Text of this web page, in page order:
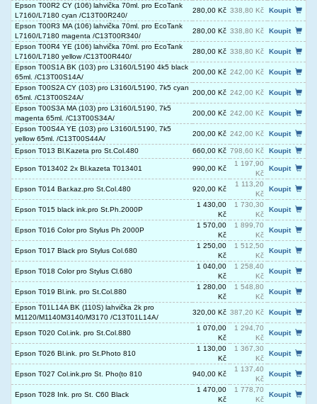
Epson T00R2 CY (106) lahvička 70ml. pro EcoTank
L7160/L7180 cyan /C13T00R240/
280,00 Kč 338,80 Kč
Koupit
Epson T00R3 MA (106) lahvička 70ml. pro EcoTank
L7160/L7180 magenta /C13T00R340/
280,00 Kč 338,80 Kč
Koupit
Epson T00R4 YE (106) lahvička 70ml. pro EcoTank
L7160/L7180 yellow /C13T00R440/
280,00 Kč 338,80 Kč
Koupit
Epson T00S1A BK (103) pro L3160/L5190 4k5 black
65ml. /C13T00S14A/
200,00 Kč 242,00 Kč
Koupit
Epson T00S2A CY (103) pro L3160/L5190, 7k5 cyan
65ml. /C13T00S24A/
200,00 Kč 242,00 Kč
Koupit
Epson T00S3A MA (103) pro L3160/L5190, 7k5
magenta 65ml. /C13T00S34A/
200,00 Kč 242,00 Kč
Koupit
Epson T00S4A YE (103) pro L3160/L5190, 7k5
yellow 65ml. /C13T00S44A/
200,00 Kč 242,00 Kč Koupit
Epson T013 Bl.Kazeta pro St.Col.480 660,00 Kč 798,60 Kč Koupit
Epson T013402 2x Bl.kazeta T013401 990,00 Kč
1 197,90
Kč
Koupit
Epson T014 Bar.kaz.pro St.Col.480 920,00 Kč
1 113,20
Kč
Koupit
Epson T015 black ink.pro St.Ph.2000P
1 430,00
Kč
1 730,30
Kč
Koupit
Epson T016 Color pro Stylus Ph 2000P
1 570,00
Kč
1 899,70
Kč
Koupit
Epson T017 Black pro Stylus Col.680
1 250,00
Kč
1 512,50
Kč
Koupit
Epson T018 Color pro Stylus Cl.680
1 040,00
Kč
1 258,40
Kč
Koupit
Epson T019 Bl.ink. pro St.Col.880
1 280,00
Kč
1 548,80
Kč
Koupit
Epson T01L14A BK (110S) lahvička 2k pro
M1120/M1140M3140/M3170 /C13T01L14A/
320,00 Kč 387,20 Kč Koupit
Epson T020 Col.ink. pro St.Col.880
1 070,00
Kč
1 294,70
Kč
Koupit
Epson T026 Bl.ink. pro St.Photo 810
1 130,00
Kč
1 367,30
Kč
Koupit
Epson T027 Col.ink.pro St. Pho(to 810 940,00 Kč
1 137,40
Kč
Koupit
Epson T028 Ink. pro St. C60 Black
1 470,00
Kč
1 778,70
Kč
Koupit